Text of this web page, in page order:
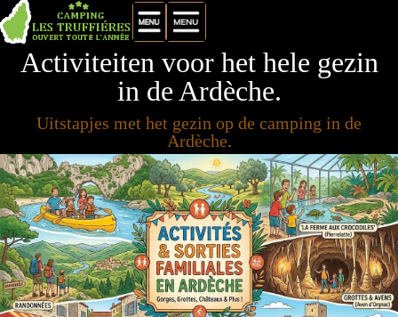
Activiteiten voor het hele gezin
in de Ardèche.
Uitstapjes met het gezin op de camping in de
Ardèche.